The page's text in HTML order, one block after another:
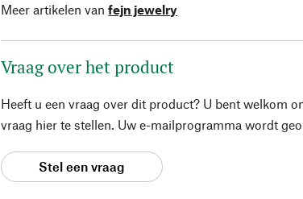
Meer artikelen van fejn jewelry
Vraag over het product
Heeft u een vraag over dit product? U bent welkom
vraag hier te stellen. Uw e-mailprogramma wordt
Stel een vraag